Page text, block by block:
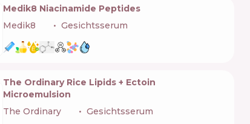
Medik8 Niacinamide Peptides
Medik8
Gesichtsserum
The Ordinary Rice Lipids + Ectoin
Microemulsion
The Ordinary
Gesichtsserum